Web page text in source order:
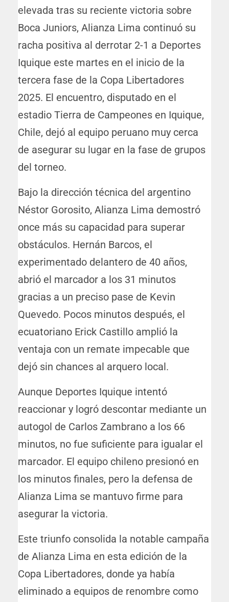
elevada tras su reciente victoria sobre
Boca Juniors, Alianza Lima continuó su
racha positiva al derrotar 2-1 a Deportes
Iquique este martes en el inicio de la
tercera fase de la Copa Libertadores
2025. El encuentro, disputado en el
estadio Tierra de Campeones en Iquique,
Chile, dejó al equipo peruano muy cerca
de asegurar su lugar en la fase de grupos
del torneo.
Bajo la dirección técnica del argentino
Néstor Gorosito, Alianza Lima demostró
once más su capacidad para superar
obstáculos. Hernán Barcos, el
experimentado delantero de 40 años,
abrió el marcador a los 31 minutos
gracias a un preciso pase de Kevin
Quevedo. Pocos minutos después, el
ecuatoriano Erick Castillo amplió la
ventaja con un remate impecable que
dejó sin chances al arquero local.
Aunque Deportes Iquique intentó
reaccionar y logró descontar mediante un
autogol de Carlos Zambrano a los 66
minutos, no fue suficiente para igualar el
marcador. El equipo chileno presionó en
los minutos finales, pero la defensa de
Alianza Lima se mantuvo firme para
asegurar la victoria.
Este triunfo consolida la notable campaña
de Alianza Lima en esta edición de la
Copa Libertadores, donde ya había
eliminado a equipos de renombre como